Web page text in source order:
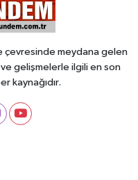
çevresinde meydana gelen
gelişmelerle ilgili en son
kaynağıdır.